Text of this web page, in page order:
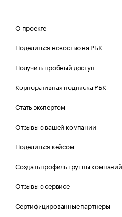
О проекте
Поделиться новостью на РБК
Получить пробный доступ
Корпоративная подписка РБК
Стать экспертом
Отзывы о вашей компании
Поделиться кейсом
Создать профиль группы компаний
Отзывы о сервисе
Сертифицированные партнеры